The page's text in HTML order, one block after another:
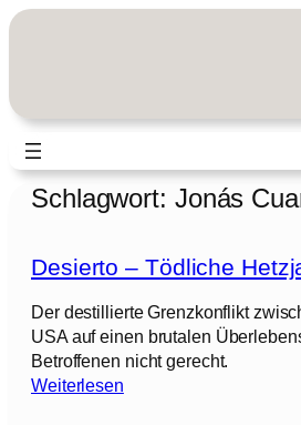
Zum
Schlagwort: Jonás
Desierto – Tödliche
Der destillierte Grenzkonflikt
USA auf einen brutalen
Betroffenen nicht gerecht.
Weiterlesen: